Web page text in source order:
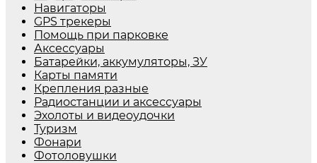
Навигаторы
GPS трекеры
Помощь при парковке
Аксессуары
Батарейки, аккумуляторы, ЗУ
Карты памяти
Крепления разные
Радиостанции и аксессуары
Эхолоты и видеоудочки
Туризм
Фонари
Фотоловушки